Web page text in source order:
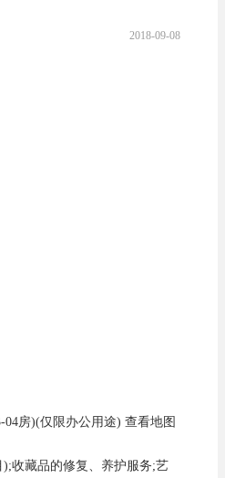
务;网络技术的研究、开发;广告
2018-09-08